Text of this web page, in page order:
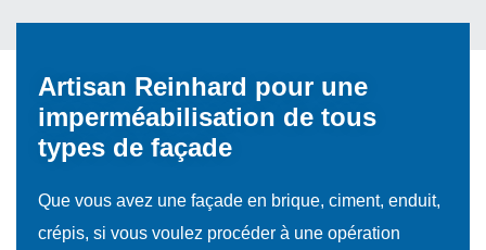
Artisan Reinhard pour une
imperméabilisation de tous
types de façade
Que vous avez une façade en brique, ciment, enduit,
crépis, si vous voulez procéder à une opération